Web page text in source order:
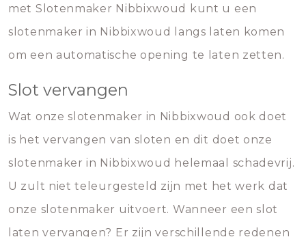
met Slotenmaker Nibbixwoud kunt u een
slotenmaker in Nibbixwoud langs laten komen
om een automatische opening te laten zetten.
Slot vervangen
Wat onze slotenmaker in Nibbixwoud ook doet
is het vervangen van sloten en dit doet onze
slotenmaker in Nibbixwoud helemaal schadevrij.
U zult niet teleurgesteld zijn met het werk dat
onze slotenmaker uitvoert. Wanneer een slot
laten vervangen? Er zijn verschillende redenen